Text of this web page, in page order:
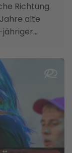
Richtung.
alte
jähriger
aus in
Folge
beider
und zog sich
Grades zu.
in Gang.
in das
und von dort